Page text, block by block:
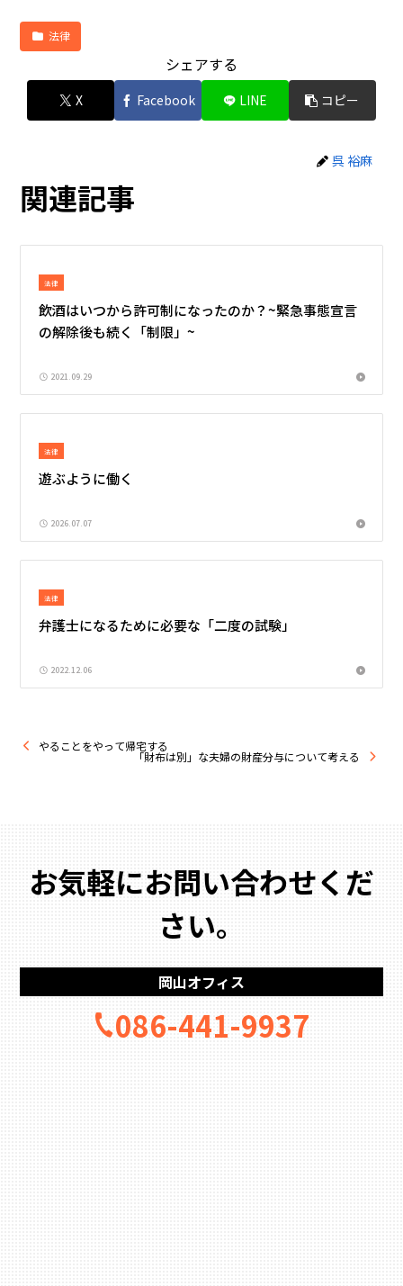
法律
シェアする
X Facebook LINE コピー
呉 裕麻
関連記事
法律
飲酒はいつから許可制になったのか？~緊急事態宣言
の解除後も続く「制限」~
2021.09.29
法律
遊ぶように働く
2026.07.07
法律
弁護士になるために必要な「二度の試験」
2022.12.06
やることをやって帰宅する
「財布は別」な夫婦の財産分与について考える
お気軽にお問い合わせくだ
さい。
岡山オフィス
086-441-9937